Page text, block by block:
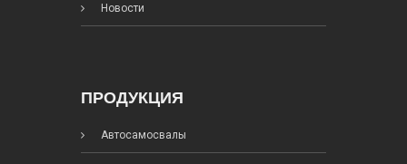
Новости
ПРОДУКЦИЯ
Автосамосвалы